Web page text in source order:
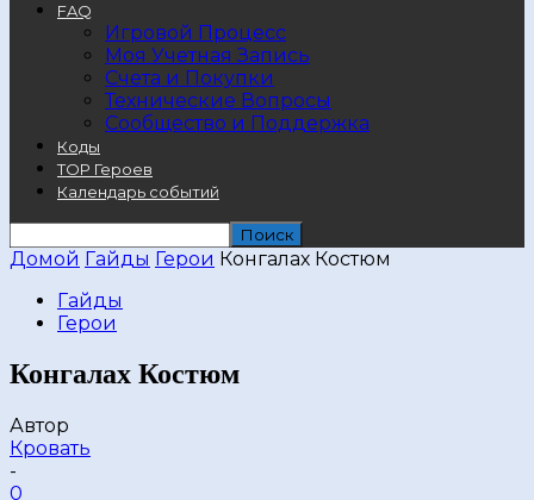
FAQ
Игровой Процесс
Моя Учетная Запись
Счета и Покупки
Технические Вопросы
Сообщество и Поддержка
Коды
TOP Героев
Календарь событий
Домой Гайды Герои Конгалах Костюм
Гайды
Герои
Конгалах Костюм
Автор
Кровать
-
0